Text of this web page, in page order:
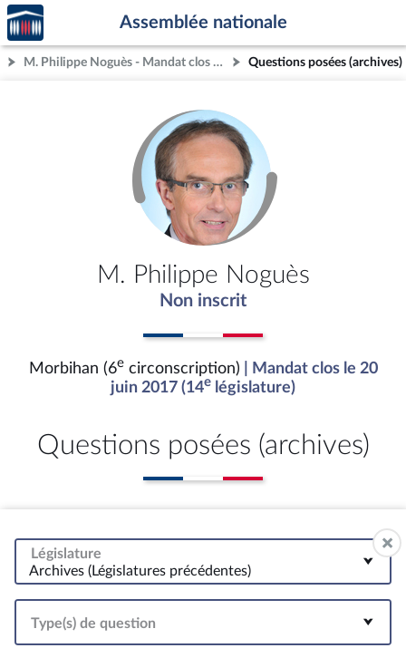
Aller au contenu
Aller en bas de la page
Accèder
à la
page
d'accueil
Assemblée nationale
M. Philippe Noguès - Mandat clos - Morbihan (6e circonscription) Questions posées (archives)
M. Philippe Noguès
Non inscrit
Morbihan (6ecirconscription)
| Mandat clos le 20
juin 2017 (14e législature)
Questions posées (archives)
Législature
Archives (Législatures précédentes)
Type(s) de question